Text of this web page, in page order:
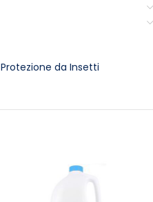
Protezione da Insetti